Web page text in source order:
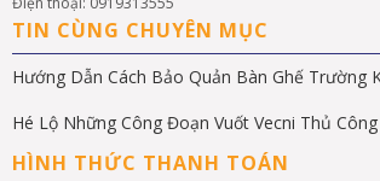
TIN CÙNG CHUYÊN MỤC
Hướng Dẫn Cách Bảo Quản Bàn Ghế Trường
Hé Lộ Những Công Đoạn Vuốt Vecni Thủ
HÌNH THỨC THANH TOÁN